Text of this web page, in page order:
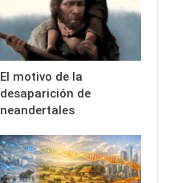
El motivo de la
desaparición de
neandertales